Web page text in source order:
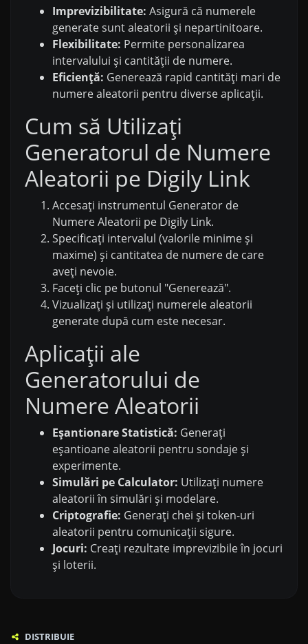
Imprevizibilitate: Asigură că numerele
generate sunt aleatorii și nepartinitoare.
Flexibilitate: Permite personalizarea
intervalului și cantității de numere.
Eficiență: Generează rapid cantități mari de
numere aleatorii pentru diverse aplicații.
Cum să Utilizați
Generatorul de Numere
Aleatorii pe Digily Link
Accesați instrumentul Generator de
Numere Aleatorii pe Digily Link.
Specificați intervalul (valorile minime și
maxime) și cantitatea de numere de care
aveți nevoie.
Faceți clic pe butonul "Generează".
Vizualizați și utilizați numerele aleatorii
generate după cum este necesar.
Aplicații ale
Generatorului de
Numere Aleatorii
Eșantionare Statistică: Generați
eșantioane aleatorii pentru sondaje și
experimente.
Simulări pe Calculator: Utilizați numere
aleatorii în simulări și modelare.
Criptografie: Generați chei și token-uri
aleatorii pentru comunicații sigure.
Jocuri: Creați rezultate imprevizibile în jocuri
și loterii.
DISTRIBUIE